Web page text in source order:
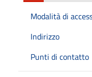
Modalità di
Indirizzo
Punti di contatto